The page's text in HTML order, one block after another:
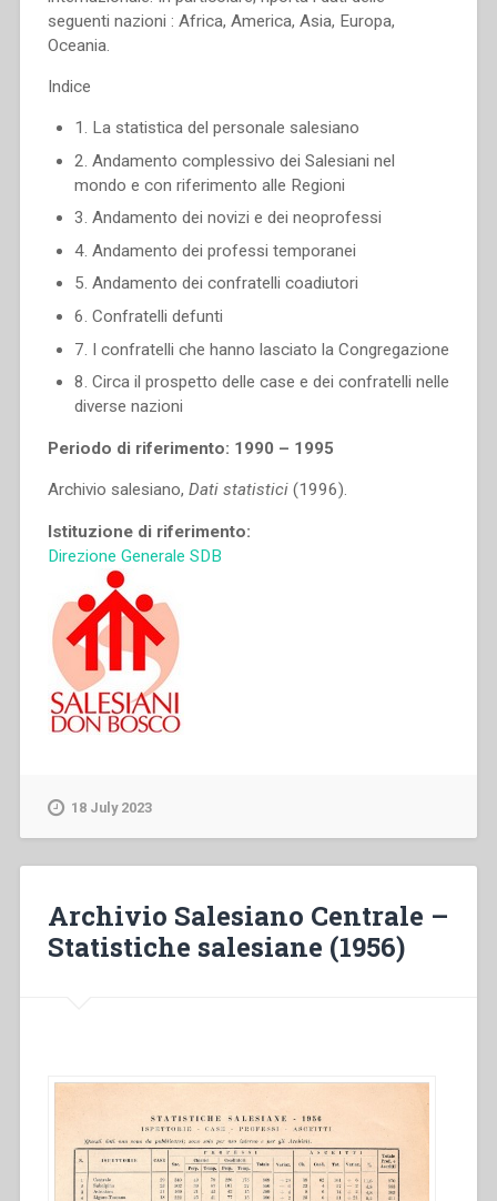
seguenti nazioni : Africa, America, Asia, Europa,
Oceania.
Indice
1. La statistica del personale salesiano
2. Andamento complessivo dei Salesiani nel
mondo e con riferimento alle Regioni
3. Andamento dei novizi e dei neoprofessi
4. Andamento dei professi temporanei
5. Andamento dei confratelli coadiutori
6. Confratelli defunti
7. I confratelli che hanno lasciato la Congregazione
8. Circa il prospetto delle case e dei confratelli nelle
diverse nazioni
Periodo di riferimento: 1990 – 1995
Archivio salesiano, Dati statistici(1996).
Istituzione di riferimento:
Direzione Generale SDB
18 July 2023
Archivio Salesiano Centrale –
Statistiche salesiane (1956)